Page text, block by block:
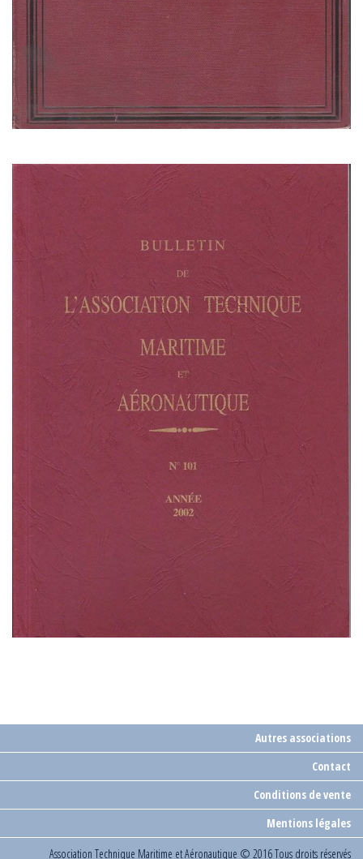
Autres associations
Contact
Conditions de vente
Mentions légales
Association Technique Maritime et Aéronautique © 2016 Tous droits réservés